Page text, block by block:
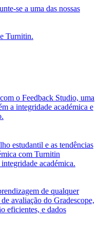
se a uma das nossas
Turnitin.
o Feedback Studio, uma
a integridade académica e
estudantil e as tendências
com Turnitin
académica.
de qualquer
avaliação do Gradescope,
eficientes, e dados